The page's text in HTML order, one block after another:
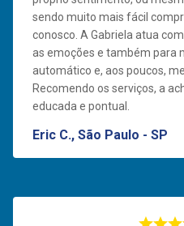
sendo muito mais fácil
conosco. A Gabriela atua
as emoções e também para
automático e, aos poucos,
Recomendo os serviços, a
educada e pontual.
Eric C., São Paulo - SP